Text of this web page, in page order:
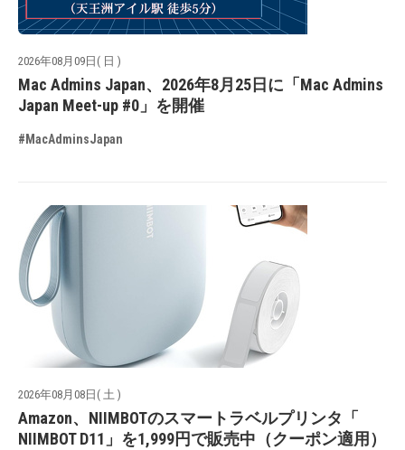
2026年08月09日( 日 )
Mac Admins Japan、2026年8月25日に「Mac Admins
Japan Meet-up #0」を開催
#MacAdminsJapan
2026年08月08日( 土 )
Amazon、NIIMBOTのスマートラベルプリンタ「
NIIMBOT D11」を1,999円で販売中（クーポン適用）